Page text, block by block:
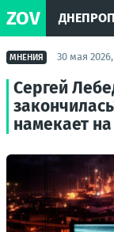
ZOV
МНЕНИЯ 30 мая
Сергей
намекает